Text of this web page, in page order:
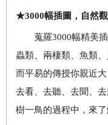
★3000幅插圖，自然
蒐羅3000幅精美
蟲類、兩棲類、魚類
而平易的傳授你親近
去看、去聽、去聞、
樹一鳥的過程中，來